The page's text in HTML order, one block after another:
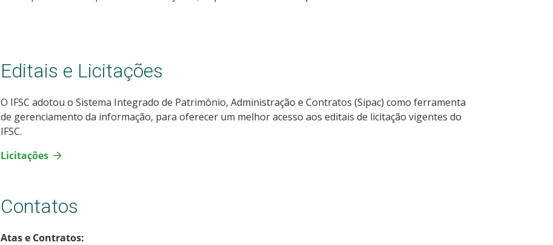
Editais e Licitações
O IFSC adotou o Sistema Integrado de Patrimônio, Administração e Contratos (Sipac) como ferramenta
de gerenciamento da informação, para oferecer um melhor acesso aos editais de licitação vigentes do
IFSC.
Licitações
Contatos
Atas e Contratos: